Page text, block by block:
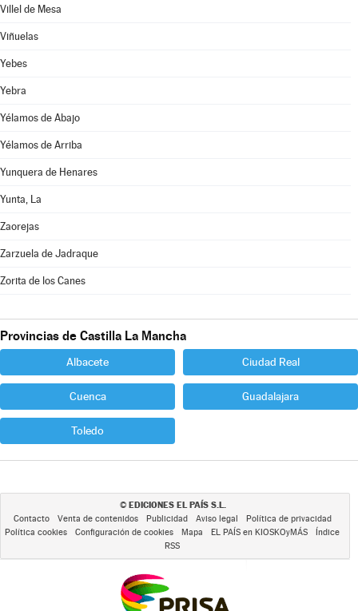
Villel de Mesa
Viñuelas
Yebes
Yebra
Yélamos de Abajo
Yélamos de Arriba
Yunquera de Henares
Yunta, La
Zaorejas
Zarzuela de Jadraque
Zorita de los Canes
Provincias de Castilla La Mancha
Albacete Ciudad Real
Cuenca Guadalajara
Toledo
© EDICIONES EL PAÍS S.L.
Contacto Venta de contenidos Publicidad Aviso legal
Política de privacidad
Política cookies
Configuración de cookies Mapa EL PAÍS en KIOSKOyMÁS
Índice
RSS